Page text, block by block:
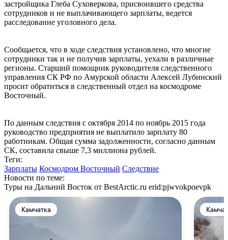
застройщика Глеба Суховеркова, присвоившего средства
сотрудников и не выплачивающего зарплаты, ведется
расследование уголовного дела.
Сообщается, что в ходе следствия установлено, что многие
сотрудники так и не получив зарплаты, уехали в различные
регионы. Старший помощник руководителя следственного
управления СК РФ по Амурской области Алексей Лубинский
просит обратиться в следственный отдел на космодроме
Восточный.
По данным следствия с октября 2014 по ноябрь 2015 года
руководство предприятия не выплатило зарплату 80
работникам. Общая сумма задолженности, согласно данным
СК, составила свыше 7,3 миллиона рублей.
Теги:
Зарплаты Космодром Восточный Следствие
Новости по теме:
Туры на Дальний Восток от BestArctic.ru erid:pjwvokpoevpk